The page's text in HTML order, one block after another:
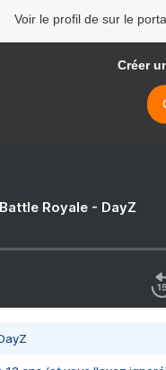
Voir le profil de sur le
Créer
Royale - DayZ